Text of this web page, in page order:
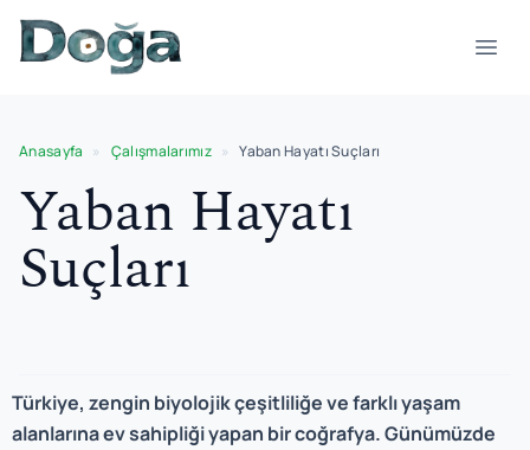
İçeriğe geç
Anasayfa » Çalışmalarımız » Yaban Hayatı Suçları
Yaban Hayatı
Suçları
Türkiye, zengin biyolojik çeşitliliğe ve farklı yaşam
alanlarına ev sahipliği yapan bir coğrafya. Günümüzde